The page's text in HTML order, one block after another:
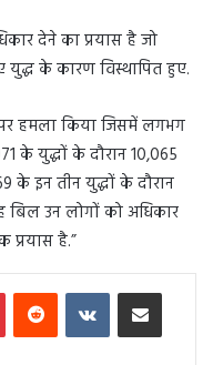
देने का प्रयास है जो
के कारण विस्थापित हुए.
पर हमला किया जिसमें लगभग
के युद्धों के दौरान 10,065
के इन तीन युद्धों के दौरान
बिल उन लोगों को अधिकार
प्रयास है.”
PinterestReddit VKontakteShare via Email